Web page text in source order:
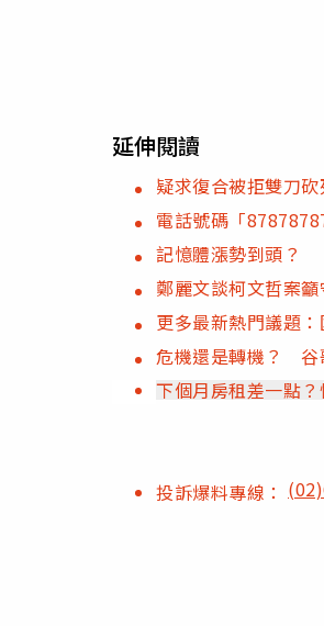
延伸閱讀
疑求復合被拒雙刀
電話號碼「
記憶體漲勢到頭？
鄭麗文談柯文哲案
更多最新熱門議題
危機還是轉機？ 谷
下個月房租差一點
投訴爆料專線：